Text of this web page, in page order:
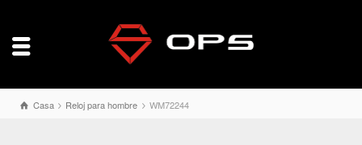
Casa Reloj para hombre WM72244